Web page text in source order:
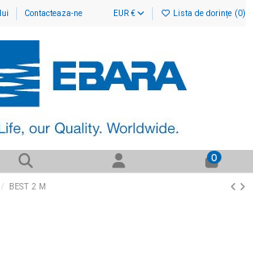
Contacteaza-ne EUR € Lista de dorințe (0)
0
BEST 2 M